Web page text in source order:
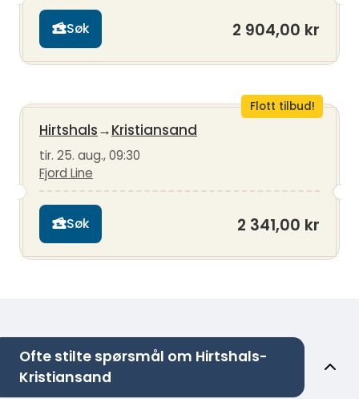
Søk 2 904,00 kr
Flott tilbud!
Hirtshals→Kristiansand
tir. 25. aug., 09:30
Fjord Line
Søk 2 341,00 kr
Ofte stilte spørsmål om Hirtshals-
Kristiansand